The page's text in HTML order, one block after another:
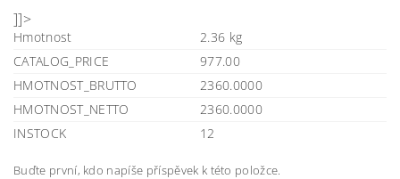
]]>
Hmotnost
2.36 kg
CATALOG_PRICE
977.00
HMOTNOST_BRUTTO
2360.0000
HMOTNOST_NETTO
2360.0000
INSTOCK
12
Buďte první, kdo napíše příspěvek k této položce.